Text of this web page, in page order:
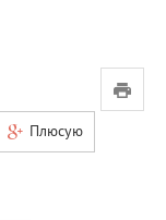
Плюсую